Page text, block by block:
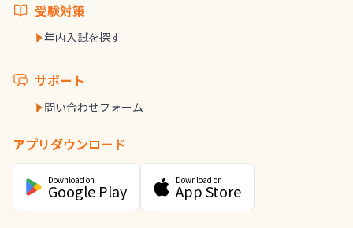
受験対策
年内入試を探す
サポート
問い合わせフォーム
アプリダウンロード
Download on
Google Play
Download on
App Store